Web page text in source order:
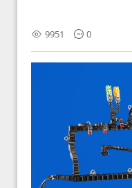
9951 0